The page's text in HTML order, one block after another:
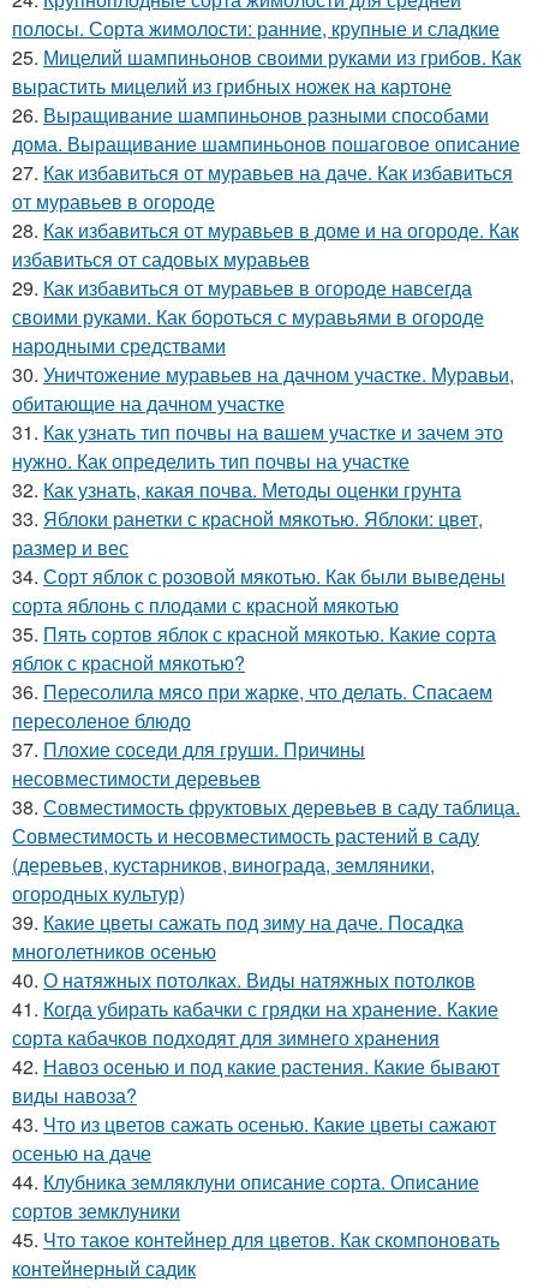
полосы. Сорта жимолости: ранние, крупные и сладкие
25. Мицелий шампиньонов своими руками из грибов. Как
вырастить мицелий из грибных ножек на картоне
26. Выращивание шампиньонов разными способами
дома. Выращивание шампиньонов пошаговое описание
27. Как избавиться от муравьев на даче. Как избавиться
от муравьев в огороде
28. Как избавиться от муравьев в доме и на огороде. Как
избавиться от садовых муравьев
29. Как избавиться от муравьев в огороде навсегда
своими руками. Как бороться с муравьями в огороде
народными средствами
30. Уничтожение муравьев на дачном участке. Муравьи,
обитающие на дачном участке
31. Как узнать тип почвы на вашем участке и зачем это
нужно. Как определить тип почвы на участке
32. Как узнать, какая почва. Методы оценки грунта
33. Яблоки ранетки с красной мякотью. Яблоки: цвет,
размер и вес
34. Сорт яблок с розовой мякотью. Как были выведены
сорта яблонь с плодами с красной мякотью
35. Пять сортов яблок с красной мякотью. Какие сорта
яблок с красной мякотью?
36. Пересолила мясо при жарке, что делать. Спасаем
пересоленое блюдо
37. Плохие соседи для груши. Причины
несовместимости деревьев
38. Совместимость фруктовых деревьев в саду таблица.
Совместимость и несовместимость растений в саду
(деревьев, кустарников, винограда, земляники,
огородных культур)
39. Какие цветы сажать под зиму на даче. Посадка
многолетников осенью
40. О натяжных потолках. Виды натяжных потолков
41. Когда убирать кабачки с грядки на хранение. Какие
сорта кабачков подходят для зимнего хранения
42. Навоз осенью и под какие растения. Какие бывают
виды навоза?
43. Что из цветов сажать осенью. Какие цветы сажают
осенью на даче
44. Клубника земляклуни описание сорта. Описание
сортов земклуники
45. Что такое контейнер для цветов. Как скомпоновать
контейнерный садик